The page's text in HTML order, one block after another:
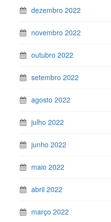
dezembro 2022
novembro 2022
outubro 2022
setembro 2022
agosto 2022
julho 2022
junho 2022
maio 2022
abril 2022
março 2022